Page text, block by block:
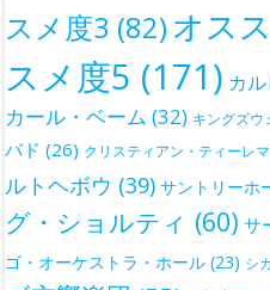
スメ度3 (82) オス
スメ度5 (171) カ
カール・ベーム (32) キングズウ
バド (26) クリスティアン・ティーレ
ルトヘボウ (39) サントリーホ
グ・ショルティ (60) サ
ゴ・オーケストラ・ホール (23) シ